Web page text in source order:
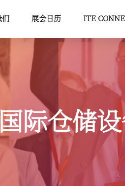
们 展会日历 ITE
际仓储